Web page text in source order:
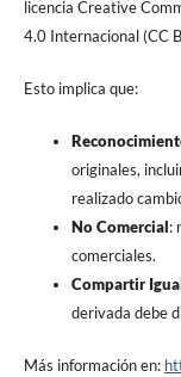
licencia Creative
4.0 Internacional (CC
Esto implica que:
originales,
realizado
No Comercial:
comerciales.
Compartir
derivada debe
Más información en: